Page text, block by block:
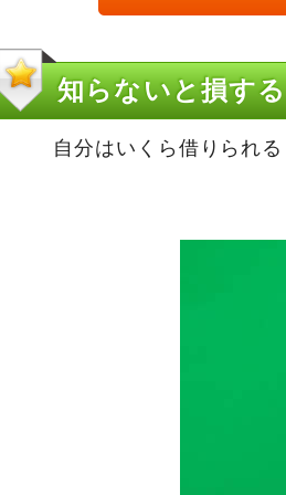
知らないと損す
自分はいくら借りられ